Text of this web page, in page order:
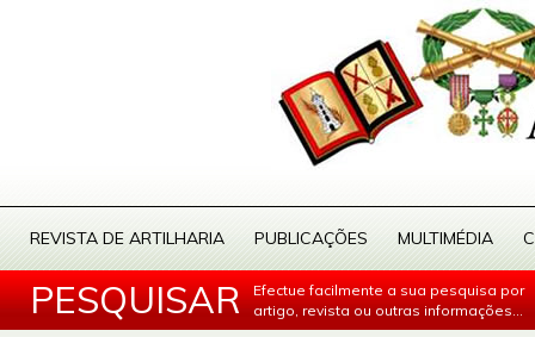
REVISTA DE ARTILHARIA PUBLICAÇÕES MULTIMÉDIA
PESQUISAR
Efectue facilmente a sua pesquisa por
artigo, revista ou outras informações...